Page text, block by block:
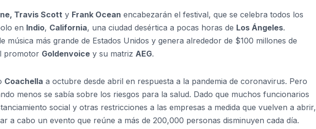
Travis Scott y Frank Ocean encabezarán el festival, que se celebra todos los
en Indio, California, una ciudad desértica a pocas horas de Los Ángeles.
música más grande de Estados Unidos y genera alrededor de $100 millones de
promotor Goldenvoice y su matriz AEG.
Coachella a octubre desde abril en respuesta a la pandemia de coronavirus. Pero
menos se sabía sobre los riesgos para la salud. Dado que muchos funcionarios
social y otras restricciones a las empresas a medida que vuelven a abrir,
a cabo un evento que reúne a más de 200,000 personas disminuyen cada día.